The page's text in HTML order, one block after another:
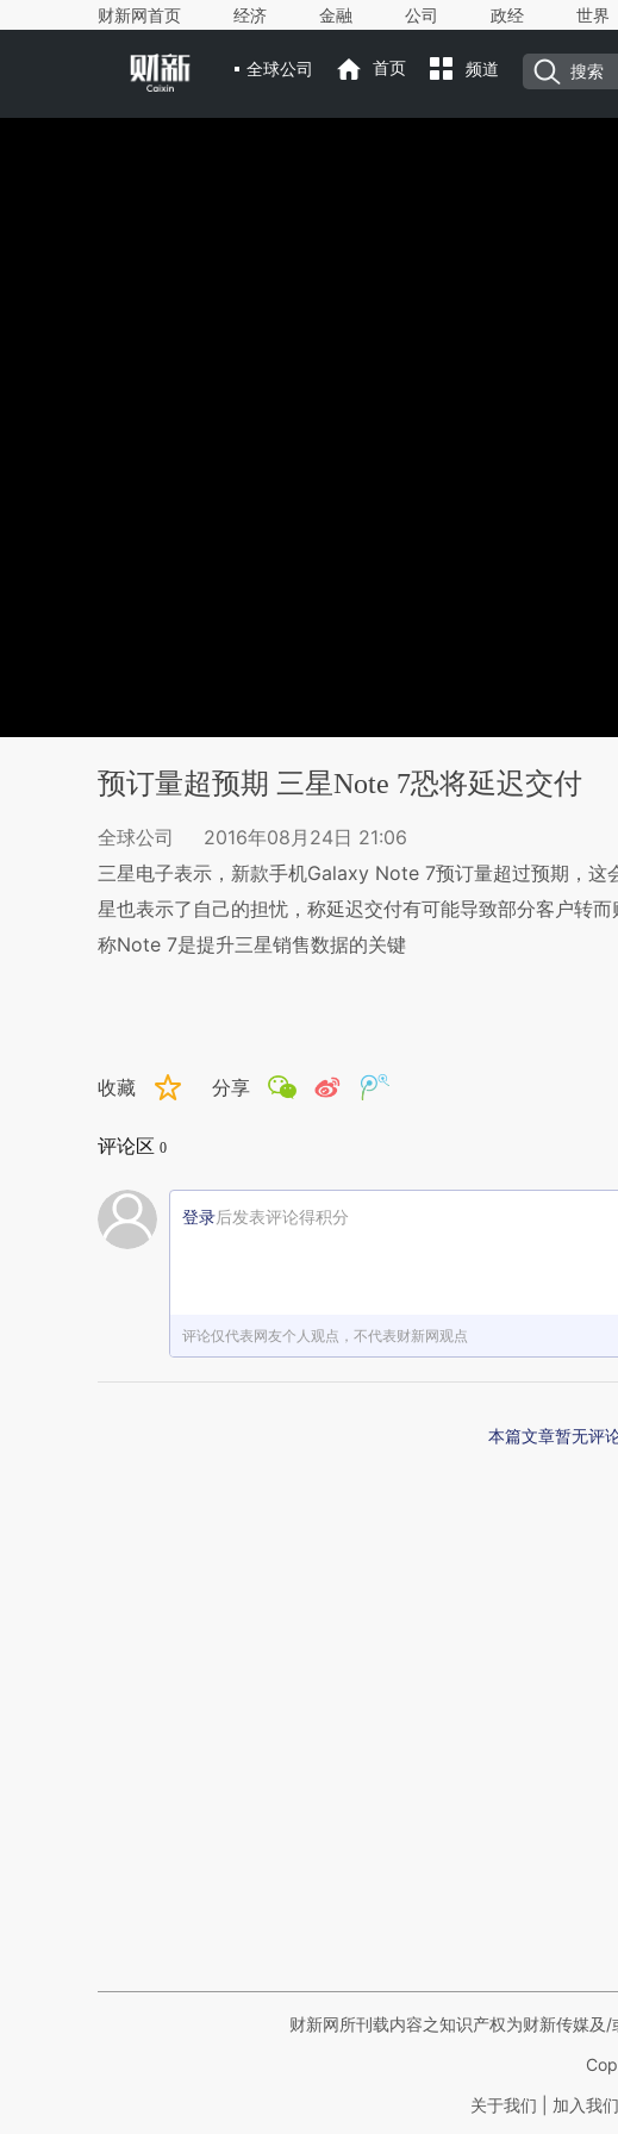
财新网首页 经济 金融 公司 政经 世界
全球公司 首页 频道
预订量超预期 三星Note 7恐将延迟交付
全球公司
2016年08月24日 21:06
三星电子表示，新款手机Galaxy Note 7预订量超过预期，这
星也表示了自己的担忧，称延迟交付有可能导致部分客户转
称Note 7是提升三星销售数据的关键
收藏 分享
评论区 0
登录后发表评论得积分
评论仅代表网友个人观点，不代表财新网观点
本篇文章暂无评
财新网所刊载内容之知识产权为财新传媒及
关于我们 加入我们